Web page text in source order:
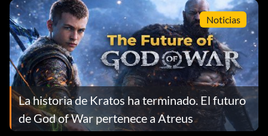
Noticias
La historia de Kratos ha terminado. El futuro
de God of War pertenece a Atreus